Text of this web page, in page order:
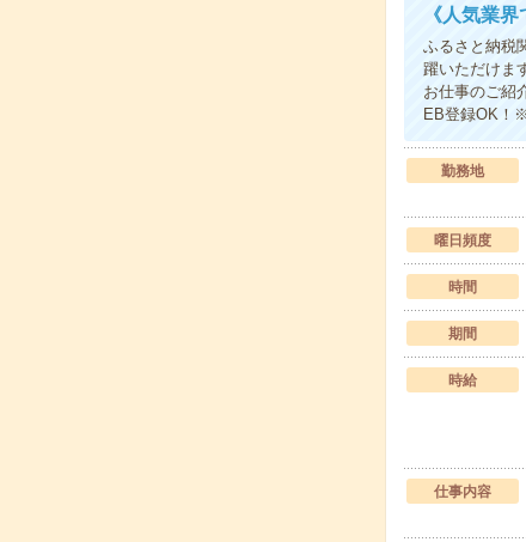
《人気業
ふるさと納税
躍いただけま
お仕事のご紹
EB登録OK！
勤務地
曜日頻度
時間
期間
時給
仕事内容